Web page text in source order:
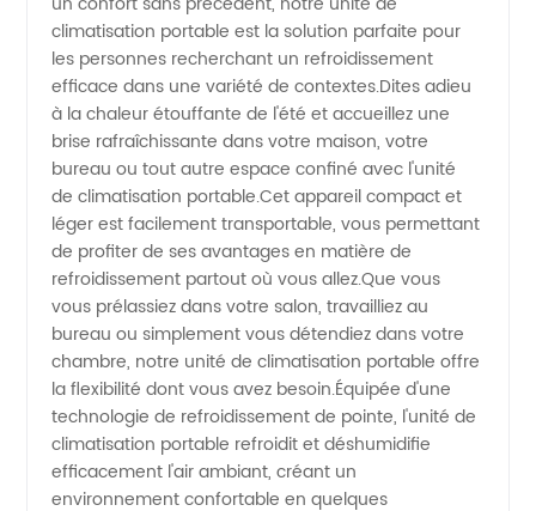
fabricant
et
fournisseur
en gros
de
Chine
climatisation portable est la solution parfaite pour
les personnes recherchant un refroidissement
efficace dans une variété de contextes.Dites adieu
à la chaleur étouffante de l'été et accueillez une
brise rafraîchissante dans votre maison, votre
bureau ou tout autre espace confiné avec l'unité
de climatisation portable.Cet appareil compact et
léger est facilement transportable, vous permettant
de profiter de ses avantages en matière de
refroidissement partout où vous allez.Que vous
vous prélassiez dans votre salon, travailliez au
bureau ou simplement vous détendiez dans votre
chambre, notre unité de climatisation portable offre
la flexibilité dont vous avez besoin.Équipée d'une
technologie de refroidissement de pointe, l'unité de
climatisation portable refroidit et déshumidifie
efficacement l'air ambiant, créant un
environnement confortable en quelques